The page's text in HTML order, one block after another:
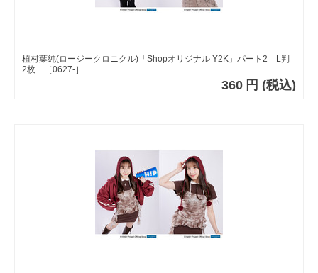
植村葉純(ロージークロニクル)「Shopオリジナル Y2K」パート2 L判
2枚 ［0627-］
360 円 (税込)